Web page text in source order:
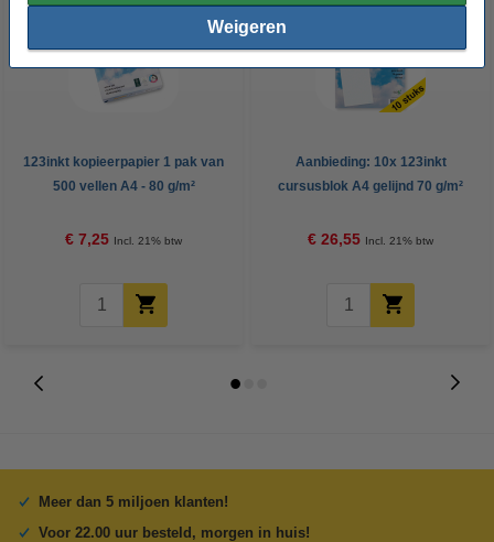
Weigeren
123inkt kopieerpapier 1 pak van
500 vellen A4 - 80 g/m²
€ 7,25 Incl. 21% btw
Aanbieding: 10x 123inkt
cursusblok A4 gelijnd 70 g/m²
€ 26,55 Incl. 21% btw
Meer dan 5 miljoen klanten!
Voor 22.00 uur besteld, morgen in huis!